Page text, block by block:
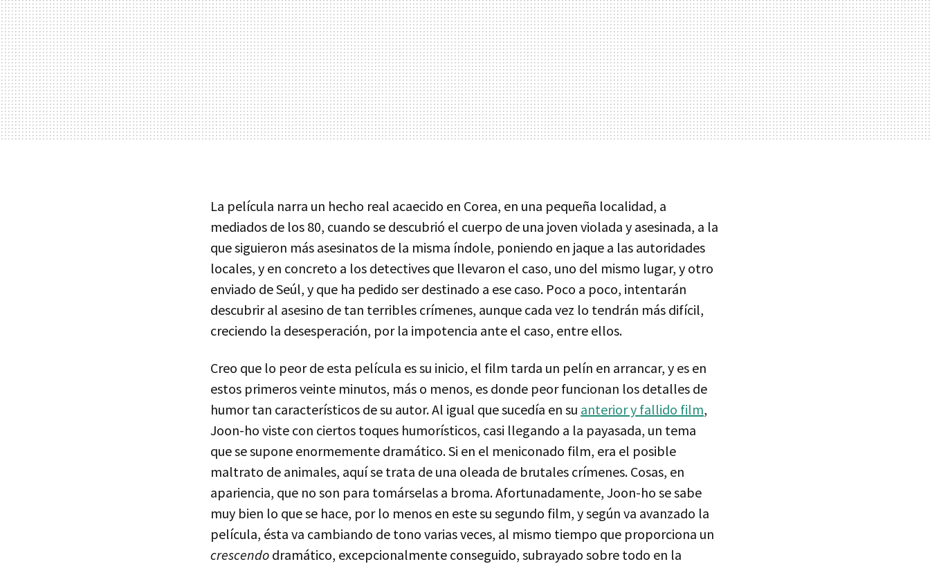
La película narra un hecho real acaecido en Corea, en una pequeña localidad, a
mediados de los 80, cuando se descubrió el cuerpo de una joven violada y asesinada, a la
que siguieron más asesinatos de la misma índole, poniendo en jaque a las autoridades
locales, y en concreto a los detectives que llevaron el caso, uno del mismo lugar, y otro
enviado de Seúl, y que ha pedido ser destinado a ese caso. Poco a poco, intentarán
descubrir al asesino de tan terribles crímenes, aunque cada vez lo tendrán más difícil,
creciendo la desesperación, por la impotencia ante el caso, entre ellos.
Creo que lo peor de esta película es su inicio, el film tarda un pelín en arrancar, y es en
estos primeros veinte minutos, más o menos, es donde peor funcionan los detalles de
humor tan característicos de su autor. Al igual que sucedía en su anterior y fallido film,
Joon-ho viste con ciertos toques humorísticos, casi llegando a la payasada, un tema
que se supone enormemente dramático. Si en el meniconado film, era el posible
maltrato de animales, aquí se trata de una oleada de brutales crímenes. Cosas, en
apariencia, que no son para tomárselas a broma. Afortunadamente, Joon-ho se sabe
muy bien lo que se hace, por lo menos en este su segundo film, y según va avanzado la
película, ésta va cambiando de tono varias veces, al mismo tiempo que proporciona un
crescendo dramático, excepcionalmente conseguido, subrayado sobre todo en la